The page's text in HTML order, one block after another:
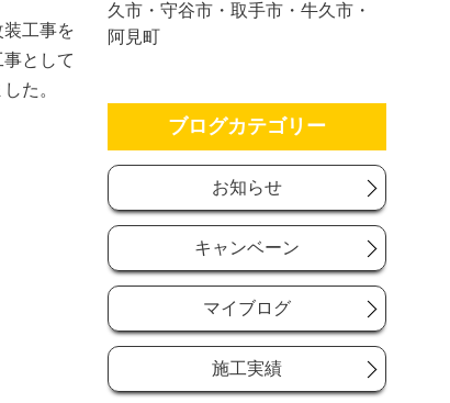
工事を
として
た。
久市・守谷市・取手市・牛久市・
阿見町
ブログカテゴリー
お知らせ
キャンベーン
マイブログ
施工実績